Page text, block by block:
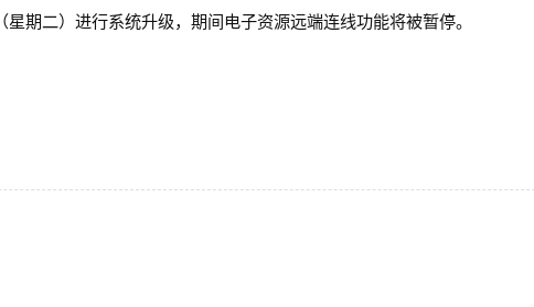
期二）进行系统升级，期间电子资源远端连线功能将被暂停。